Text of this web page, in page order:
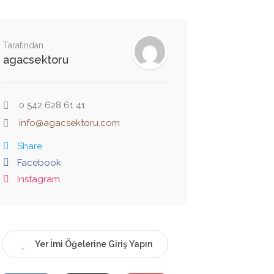
Tarafından
agacsektoru
0 542 628 61 41
info@agacsektoru.com
Share
Facebook
Instagram
Yer İmi Öğelerine Giriş Yapın